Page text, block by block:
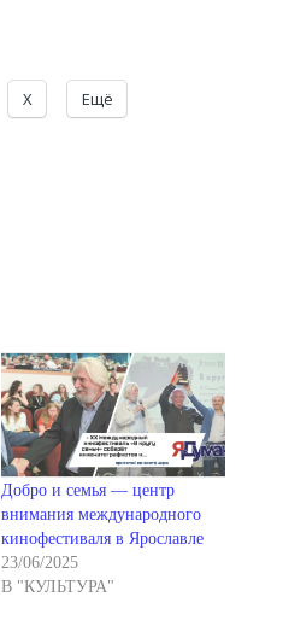
X Ещё
Добро и семья — центр
внимания международного
кинофестиваля в Ярославле
23/06/2025
В "КУЛЬТУРА"